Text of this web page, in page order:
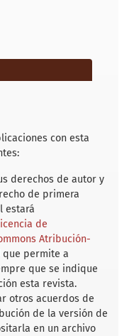
con esta
derechos de autor y
de primera
estará
de
Atribución-
que permite a
que se indique
esta revista.
otros acuerdos de
de la versión de
en un archivo